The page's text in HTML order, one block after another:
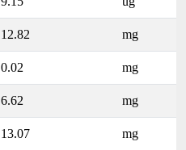
12.82 mg
0.02 mg
6.62 mg
13.07 mg